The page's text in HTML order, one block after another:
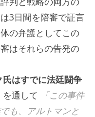
3日間を陪審で証言
の弁護としてこの
はそれらの告発の
氏はすでに法廷闘争
を通して 「この事件
も、アルトマンと